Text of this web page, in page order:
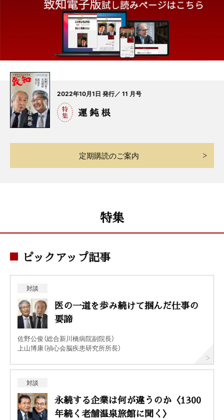
2022年10月1日 発行／ 11 月号
運 鈍 根
定期購読のご案内
特集
ピックアップ記事
対談
医の一道を歩み続けて掴んだ仕事の
要諦
佐野公俊（総合新川橋病院副院長）
上山博康（禎心会脳疾患研究所所長）
対談
永続する企業は何が違うのか〈1300
年続く老舗温泉旅館に聞く〉